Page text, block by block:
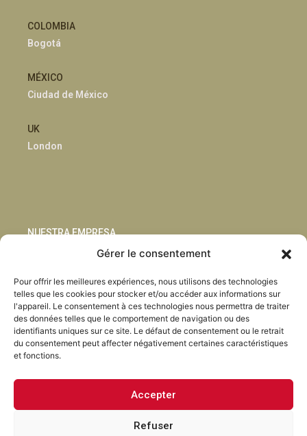
Gérer le consentement
Pour offrir les meilleures expériences, nous utilisons des technologies
telles que les cookies pour stocker et/ou accéder aux informations sur
l'appareil. Le consentement à ces technologies nous permettra de traiter
des données telles que le comportement de navigation ou des
identifiants uniques sur ce site. Le défaut de consentement ou le retrait
du consentement peut affecter négativement certaines caractéristiques
et fonctions.
Accepter
Refuser
COLOMBIA
Bogotá
MÉXICO
Ciudad de México
UK
London
NUESTRA EMPRESA
Innovación
Blog
Habla con nosotros